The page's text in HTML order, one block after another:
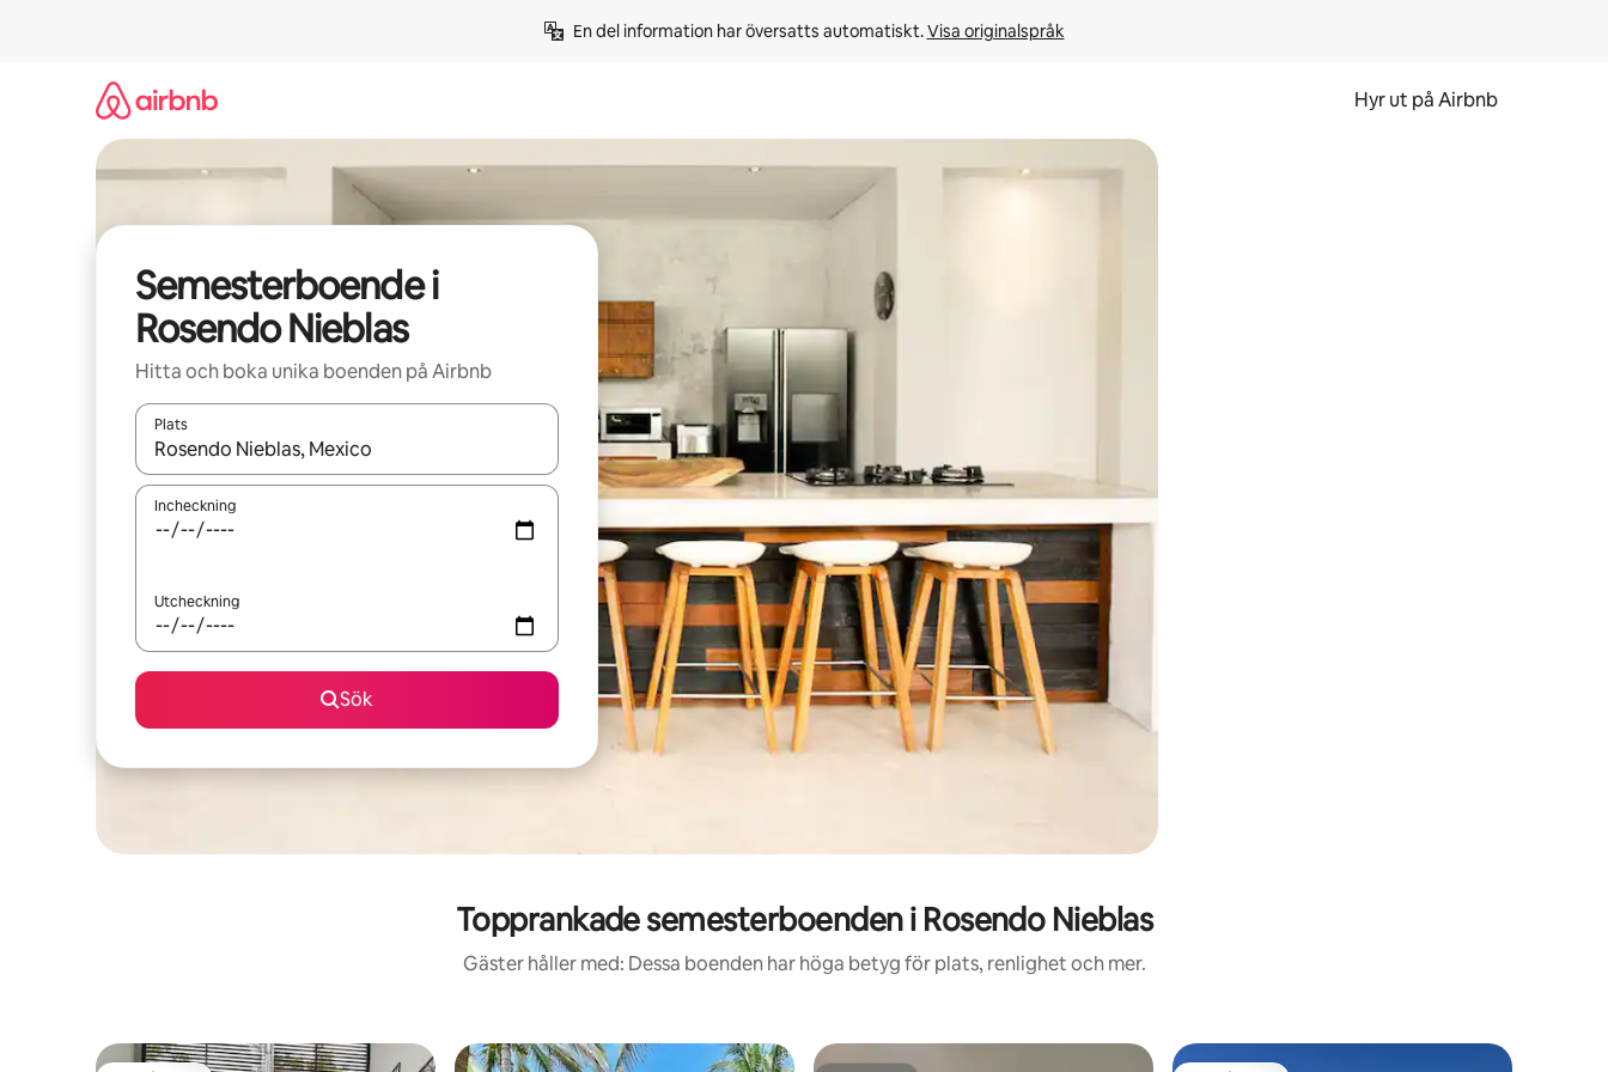
En del information har översatts automatiskt. Visa originalspråk
Hyr ut på Airbnb
Semesterboende i
Rosendo Nieblas
Hitta och boka unika boenden på Airbnb
Plats
När resultaten är tillgängliga kan du navigera med upp- och nedåtpilarna eller utforska genom att trycka eller svepa.
Incheckning
Utcheckning
Sök
Topprankade semesterboenden i Rosendo Nieblas
Gäster håller med: Dessa boenden har höga betyg för plats, renlighet och mer.